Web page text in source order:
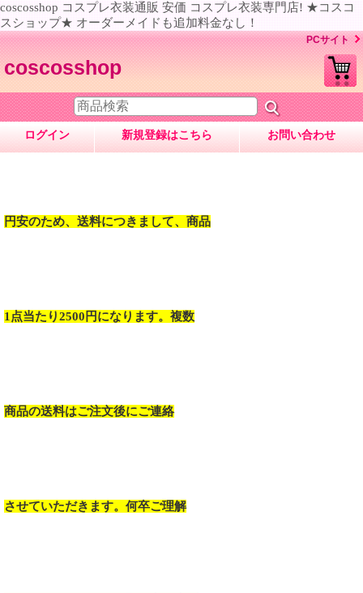
coscosshop コスプレ衣装通販 安価 コスプレ衣装専門店! ★コスコ
スショップ★ オーダーメイドも追加料金なし！
PCサイト
coscosshop
ログイン 新規登録はこちら お問い合わせ
円安のため、送料につきまして、商品
1点当たり2500円になります。複数
商品の送料はご注文後にご連絡
させていただきます。何卒ご理解